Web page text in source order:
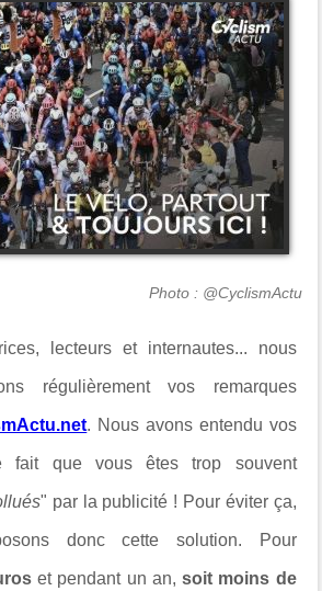
Photo : @CyclismActu
lecteurs et internautes... nous
régulièrement vos remarques
. Nous avons entendu vos
fait que vous êtes trop souvent
" par la publicité ! Pour éviter ça,
donc cette solution. Pour
et pendant un an,soit moins de